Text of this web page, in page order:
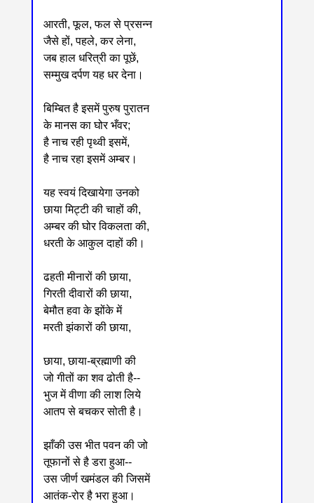
आरती, फूल, फल से प्रसन्न
जैसे हों, पहले, कर लेना,
जब हाल धरित्री का पूछें,
सम्मुख दर्पण यह धर देना।
बिम्बित है इसमें पुरुष पुरातन
के मानस का घोर भँवर;
है नाच रही पृथ्वी इसमें,
है नाच रहा इसमें अम्बर।
यह स्वयं दिखायेगा उनको
छाया मिट्टी की चाहों की,
अम्बर की घोर विकलता की,
धरती के आकुल दाहों की।
ढहती मीनारों की छाया,
गिरती दीवारों की छाया,
बेमौत हवा के झोंके में
मरती झंकारों की छाया,
छाया, छाया-ब्रह्माणी की
जो गीतों का शव ढोती है--
भुज में वीणा की लाश लिये
आतप से बचकर सोती है।
झाँकी उस भीत पवन की जो
तूफानों से है डरा हुआ--
उस जीर्ण खमंडल की जिसमें
आतंक-रोर है भरा हुआ।